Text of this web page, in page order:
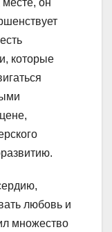
которые
любовь и
множество